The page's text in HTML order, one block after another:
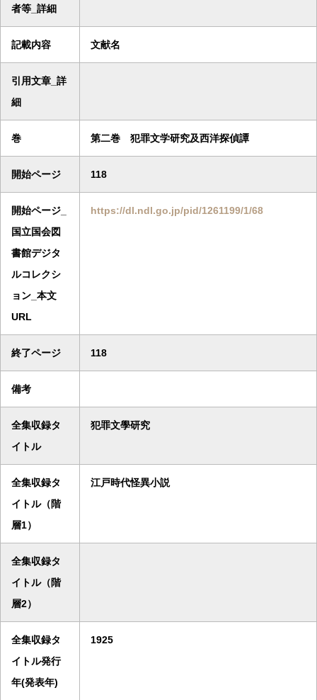
者等_詳細
記載内容 文献名
引用文章_詳
細
巻 第二巻 犯罪文学研究及西洋探偵譚
開始ページ 118
開始ページ_
国立国会図
書館デジタ
ルコレクシ
ョン_本文
URL
https://dl.ndl.go.jp/pid/1261199/1/68
終了ページ 118
備考
全集収録タ
イトル
犯罪文學研究
全集収録タ
イトル（階
層1）
江戸時代怪異小説
全集収録タ
イトル（階
層2）
全集収録タ
イトル発行
年(発表年)
1925